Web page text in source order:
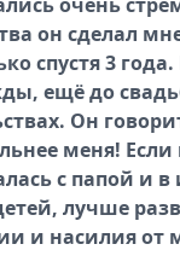
он сделал
спустя 3
ещё до
Он
меня!
с папой и в
лучше
и насилия